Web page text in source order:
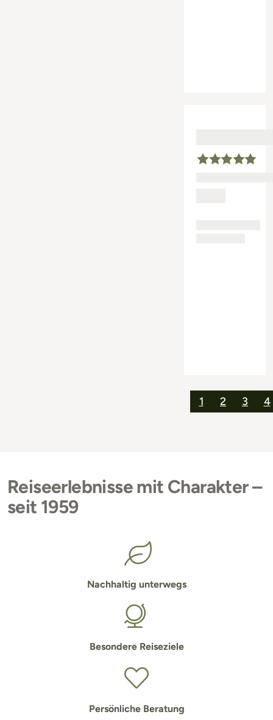
1 2 3 4
Reiseerlebnisse mit Charakter –
seit 1959
Nachhaltig unterwegs
Besondere Reiseziele
Persönliche Beratung